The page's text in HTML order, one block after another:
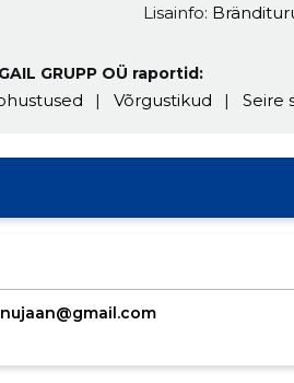
Lisainfo:
GRUPP OÜ raportid:
| Võrgustikud | Seire